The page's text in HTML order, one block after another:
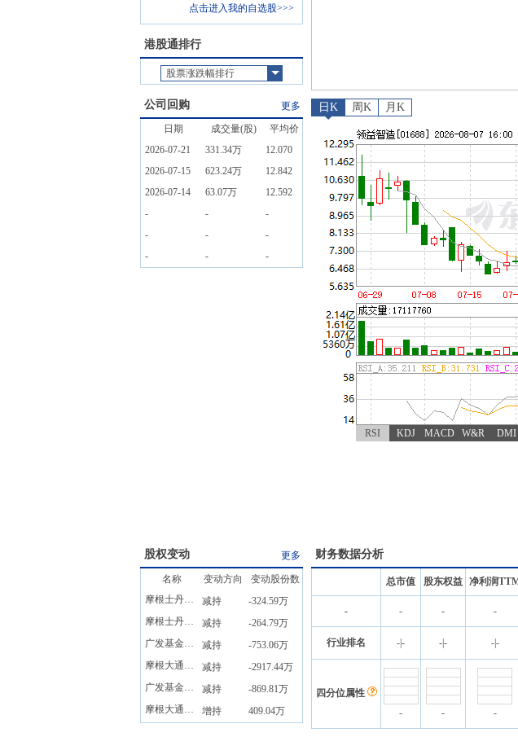
点击进入我的自选股>>>
港股通排行
股票涨跌幅排行
公司回购
更多
日期
成交量(股)
平均价
2026-07-21
331.34万
12.070
2026-07-15
623.24万
12.842
2026-07-14
63.07万
12.592
-
-
-
-
-
-
-
- -
日K 周K 月K
RSI KDJ MACD W&R DMI
股权变动 更多
名称 变动方向
变动股份数
摩根士丹利公司
减持
-324.59万
摩根士丹利公司
减持
-264.79万
广发基金管理有限公司
减持
-753.06万
摩根大通公司
减持
-2917.44万
广发基金管理有限公司
减持
-869.81万
摩根大通公司
增持 409.04万
财务数据分析
总市值 股东权益 净利润
- - - -
行业排名 -- -- -|-
四分位属性
-
- -